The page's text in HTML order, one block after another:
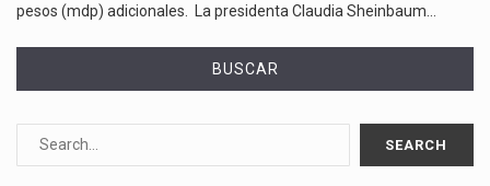
pesos (mdp) adicionales. La presidenta Claudia Sheinbaum…
BUSCAR